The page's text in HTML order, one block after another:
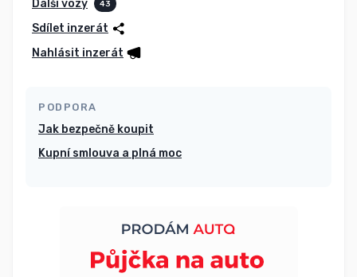
Další vozy 43
Sdílet inzerát
Nahlásit inzerát
PODPORA
Jak bezpečně koupit
Kupní smlouva a plná moc